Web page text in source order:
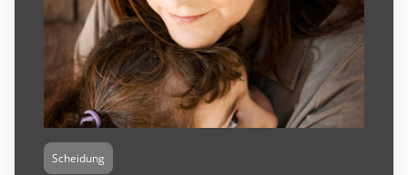
Scheidung